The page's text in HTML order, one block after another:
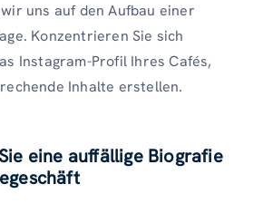
uns auf den Aufbau einer
Konzentrieren Sie sich
Instagram-Profil Ihres Cafés,
Inhalte erstellen.
eine auffällige Biografie